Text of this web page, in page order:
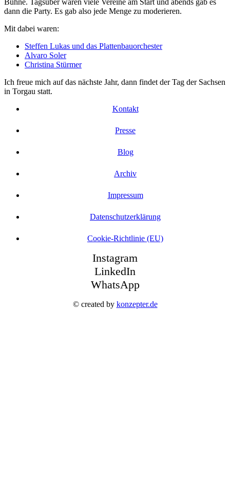
dann die Party. Es gab also jede Menge zu moderieren.
Mit dabei waren:
Steffen Lukas und das Plattenbauorchester
Alvaro Soler
Christina Stürmer
Ich freue mich auf das nächste Jahr, dann findet der Tag der Sachsen
in Torgau statt.
Kontakt
Presse
Blog
Archiv
Impressum
Datenschutzerklärung
Cookie-Richtlinie (EU)
Instagram
LinkedIn
WhatsApp
© created by konzepter.de